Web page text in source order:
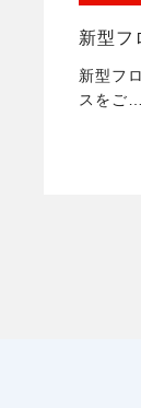
新型フ
新型フ
スをご…